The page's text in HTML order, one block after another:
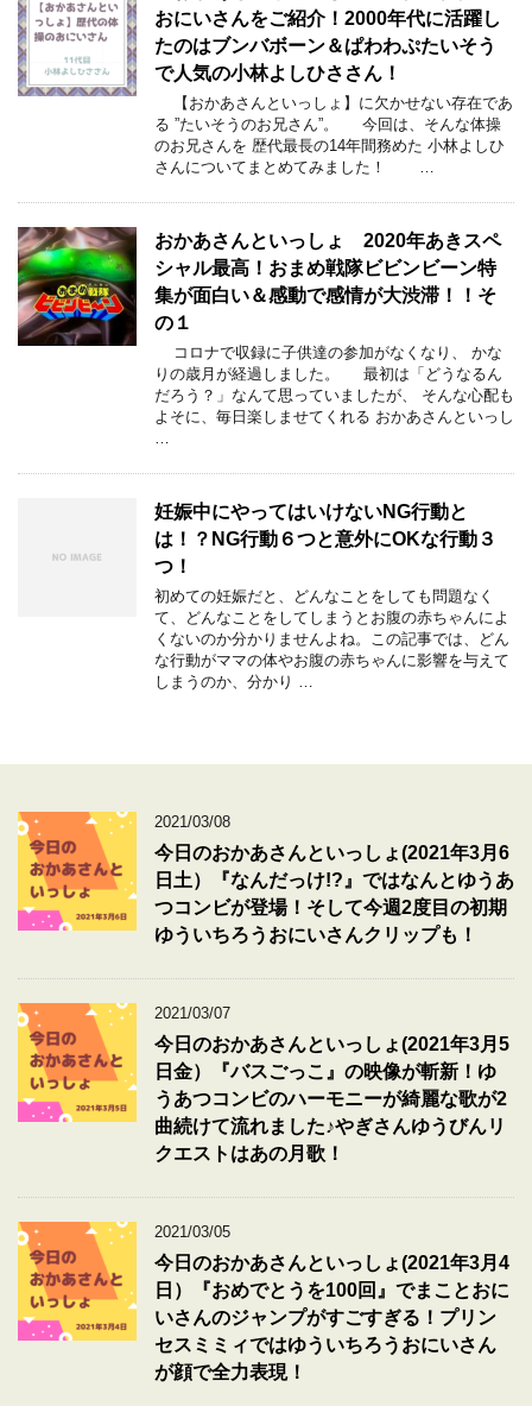
おにいさんをご紹介！2000年代に活躍し
たのはブンバボーン＆ぱわわぷたいそう
で人気の小林よしひささん！
【おかあさんといっしょ】に欠かせない存在であ
る ”たいそうのお兄さん”。 今回は、そんな体操
のお兄さんを 歴代最長の14年間務めた 小林よしひ
さんについてまとめてみました！ …
おかあさんといっしょ 2020年あきスペ
シャル最高！おまめ戦隊ビビンビーン特
集が面白い＆感動で感情が大渋滞！！そ
の１
コロナで収録に子供達の参加がなくなり、 かな
りの歳月が経過しました。 最初は「どうなるん
だろう？」なんて思っていましたが、 そんな心配も
よそに、毎日楽しませてくれる おかあさんといっし
…
妊娠中にやってはいけないNG行動と
は！？NG行動６つと意外にOKな行動３
つ！
初めての妊娠だと、どんなことをしても問題なく
て、どんなことをしてしまうとお腹の赤ちゃんによ
くないのか分かりませんよね。この記事では、どん
な行動がママの体やお腹の赤ちゃんに影響を与えて
しまうのか、分かり …
2021/03/08
今日のおかあさんといっしょ(2021年3月6
日土）『なんだっけ!?』ではなんとゆうあ
つコンビが登場！そして今週2度目の初期
ゆういちろうおにいさんクリップも！
2021/03/07
今日のおかあさんといっしょ(2021年3月5
日金）『バスごっこ』の映像が斬新！ゆ
うあつコンビのハーモニーが綺麗な歌が2
曲続けて流れました♪やぎさんゆうびんリ
クエストはあの月歌！
2021/03/05
今日のおかあさんといっしょ(2021年3月4
日）『おめでとうを100回』でまことおに
いさんのジャンプがすごすぎる！プリン
セスミミィではゆういちろうおにいさん
が顔で全力表現！